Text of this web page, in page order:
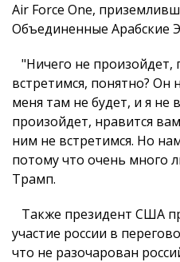
Air Force One,
Объединенные Арабские
"Ничего не
встретимся, понятно? Он
меня там не будет, и я не
произойдет, нравится
ним не встретимся. Но
потому что очень много
Трамп.
Также президент США
участие россии в
что не разочарован